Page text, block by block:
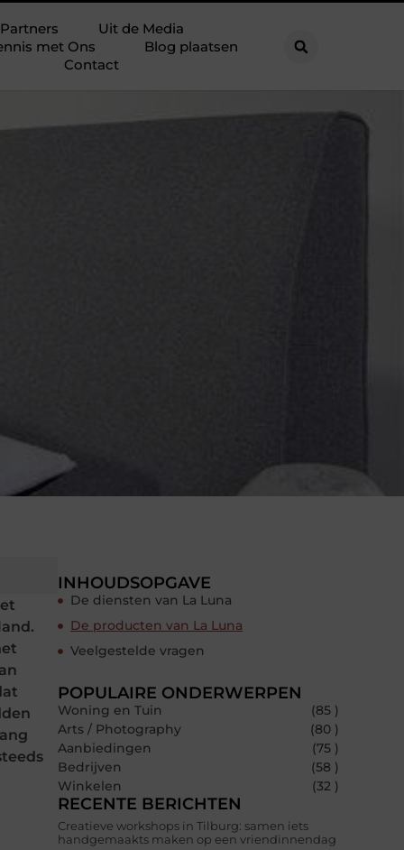
Partners
Uit de Media
met Ons
Blog plaatsen
Contact
INHOUDSOPGAVE
De diensten van La Luna
De producten van La Luna
Veelgestelde vragen
POPULAIRE ONDERWERPEN
Woning en Tuin
(85 )
Arts / Photography
(80 )
Aanbiedingen
(75 )
Bedrijven
(58 )
Winkelen
(32 )
RECENTE BERICHTEN
Creatieve workshops in Tilburg: samen iets
handgemaakts maken op een vriendinnendag